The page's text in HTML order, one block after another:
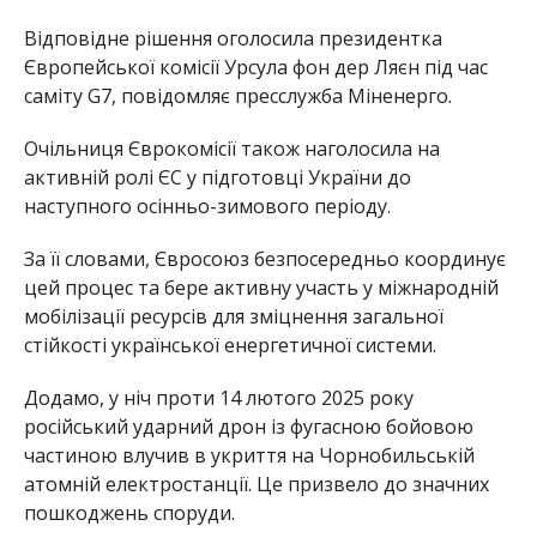
Відповідне рішення оголосила президентка
Європейської комісії Урсула фон дер Ляєн під час
саміту G7, повідомляє пресслужба Міненерго.
Очільниця Єврокомісії також наголосила на
активній ролі ЄС у підготовці України до
наступного осінньо-зимового періоду.
За її словами, Євросоюз безпосередньо координує
цей процес та бере активну участь у міжнародній
мобілізації ресурсів для зміцнення загальної
стійкості української енергетичної системи.
Додамо, у ніч проти 14 лютого 2025 року
російський ударний дрон із фугасною бойовою
частиною влучив в укриття на Чорнобильській
атомній електростанції. Це призвело до значних
пошкоджень споруди.